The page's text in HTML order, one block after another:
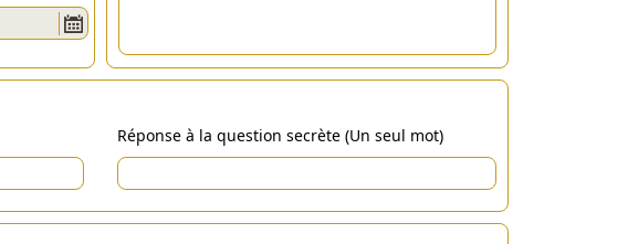
Réponse à la question secrète (Un seul mot)